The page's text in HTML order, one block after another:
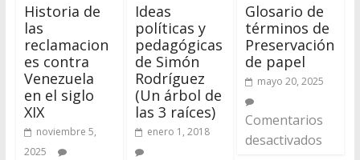
Historia de
las
reclamacion
es contra
Venezuela
en el siglo
XIX
noviembre 5,
2025
Ideas
políticas y
pedagógicas
de Simón
Rodríguez
(Un árbol de
las 3 raíces)
enero 1, 2018
Glosario de
términos de
Preservación
de papel
mayo 20, 2025
Comentarios
desactivados